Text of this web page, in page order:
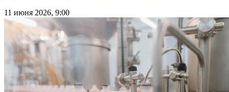
11 июня 2026, 9:00